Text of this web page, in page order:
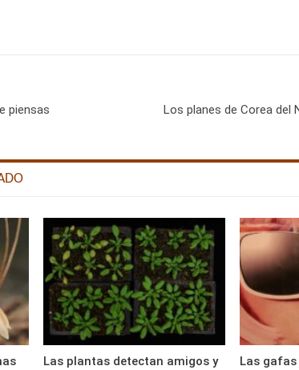
piensas
Los planes de Corea del
Las plantas detectan amigos y
Las